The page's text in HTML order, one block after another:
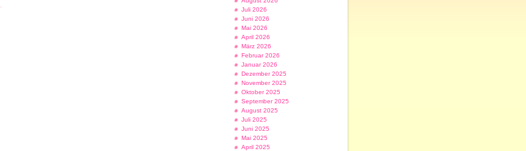
Juli 2026
Juni 2026
Mai 2026
April 2026
März 2026
Februar 2026
Januar 2026
Dezember 2025
November 2025
Oktober 2025
September 2025
August 2025
Juli 2025
Juni 2025
Mai 2025
April 2025